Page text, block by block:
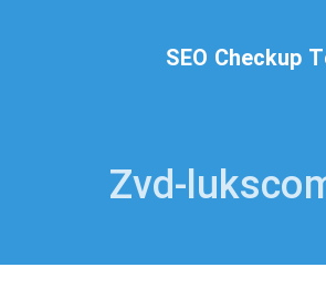
Zvd-